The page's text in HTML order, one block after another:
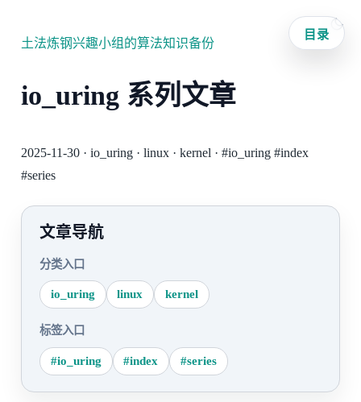
土法炼钢兴趣小组的算法知识备份
io_uring 系列文章
2025-11-30· io_uring· linux· kernel · #io_uring #index
#series
文章导航
分类入口
io_uring linux kernel
标签入口
#io_uring #index #series
目录